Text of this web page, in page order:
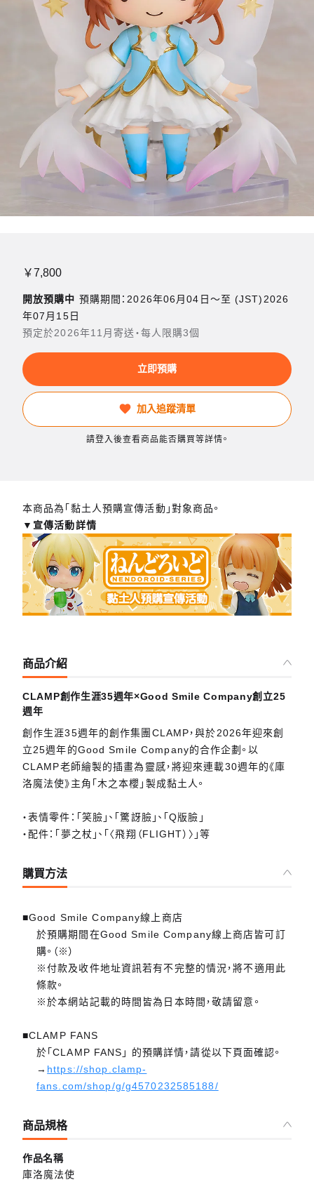
￥7,800
開放預購中 預購期間：2026年06月04日〜至 (JST)2026
年07月15日
預定於2026年11月寄送・每人限購3個
立即預購
加入追蹤清單
請登入後查看商品能否購買等詳情。
本商品為「黏土人預購宣傳活動」對象商品。
▼宣傳活動詳情
商品介紹
CLAMP創作生涯35週年×Good Smile Company創立25
週年
創作生涯35週年的創作集團CLAMP，與於2026年迎來創
立25週年的Good Smile Company的合作企劃。以
CLAMP老師繪製的插畫為靈感，將迎來連載30週年的《庫
洛魔法使》主角「木之本櫻」製成黏土人。
・表情零件：「笑臉」、「驚訝臉」、「Q版臉」
・配件：「夢之杖」、「〈飛翔（FLIGHT）〉」等
購買方法
■Good Smile Company線上商店
於預購期間在Good Smile Company線上商店皆可訂
購。（※）
※付款及收件地址資訊若有不完整的情況，將不適用此
條款。
※於本網站記載的時間皆為日本時間，敬請留意。
■CLAMP FANS
於「CLAMP FANS」 的預購詳情，請從以下頁面確認。
→ https://shop.clamp-
fans.com/shop/g/g4570232585188/
商品規格
作品名稱
庫洛魔法使